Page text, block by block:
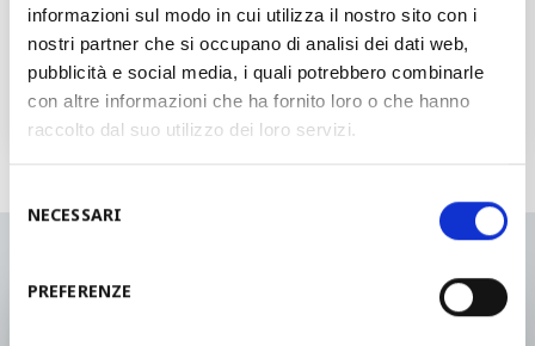
informazioni sul modo in cui utilizza il nostro sito con i
nostri partner che si occupano di analisi dei dati web,
pubblicità e social media, i quali potrebbero combinarle
con altre informazioni che ha fornito loro o che hanno
raccolto dal suo utilizzo dei loro servizi.
delNECESSARI
PREFERENZE
请求报价
我们将会于48个小时之内联系您